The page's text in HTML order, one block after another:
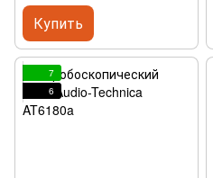
Купить
7
6